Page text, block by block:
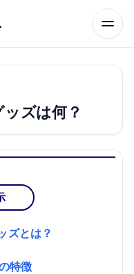
コレ
ズは何？
ズとは？
特徴